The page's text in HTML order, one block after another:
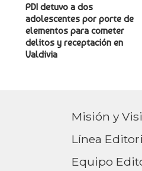
PDI detuvo a dos
adolescentes por porte de
elementos para cometer
delitos y receptación en
Valdivia
Misión y
Línea
Equipo